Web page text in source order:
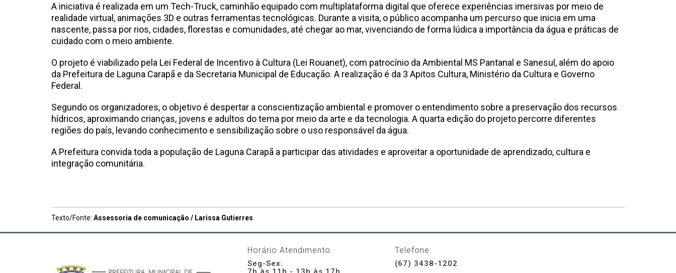
A iniciativa é realizada em um Tech-Truck, caminhão equipado com multiplataforma digital que oferece experiências imersivas por meio de
realidade virtual, animações 3D e outras ferramentas tecnológicas. Durante a visita, o público acompanha um percurso que inicia em uma
nascente, passa por rios, cidades, florestas e comunidades, até chegar ao mar, vivenciando de forma lúdica a importância da água e práticas de
cuidado com o meio ambiente.
O projeto é viabilizado pela Lei Federal de Incentivo à Cultura (Lei Rouanet), com patrocínio da Ambiental MS Pantanal e Sanesul, além do apoio
da Prefeitura de Laguna Carapã e da Secretaria Municipal de Educação. A realização é da 3 Apitos Cultura, Ministério da Cultura e Governo
Federal.
Segundo os organizadores, o objetivo é despertar a conscientização ambiental e promover o entendimento sobre a preservação dos recursos
hídricos, aproximando crianças, jovens e adultos do tema por meio da arte e da tecnologia. A quarta edição do projeto percorre diferentes
regiões do país, levando conhecimento e sensibilização sobre o uso responsável da água.
A Prefeitura convida toda a população de Laguna Carapã a participar das atividades e aproveitar a oportunidade de aprendizado, cultura e
integração comunitária.
Texto/Fonte: Assessoria de comunicação / Larissa Gutierres
Horário Atendimento
Seg-Sex:
Telefone:
(67) 3438-1202